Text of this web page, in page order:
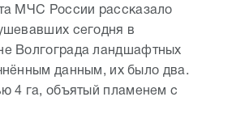
МЧС России рассказало
сегодня в
Волгограда ландшафтных
данным, их было два.
4 га, объятый пламенем с